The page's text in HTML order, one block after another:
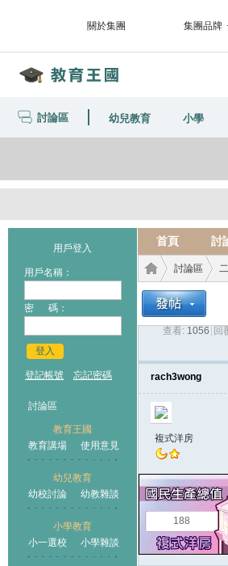
關於集團 集團品牌
討論區 幼兒教育 小學
用戶登入
用戶名稱：
密 碼：
登入
登記帳號 忘記密碼
討論區
教育王國
教育講場
使用意見
幼兒教育
幼校討論
幼教雜談
小學教育
小一選校
小學雜談
首頁 討
王國
討論區
›
查看: 1056 回
rach3wong
複式洋房
188